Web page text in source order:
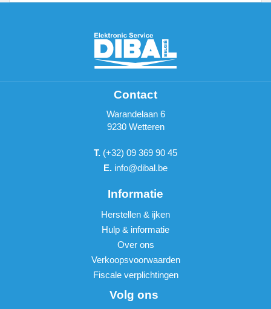
Contact
Warandelaan 6
9230 Wetteren
T. (+32) 09 369 90 45
E. info@dibal.be
Informatie
Herstellen & ijken
Hulp & informatie
Over ons
Verkoopsvoorwaarden
Fiscale verplichtingen
Volg ons